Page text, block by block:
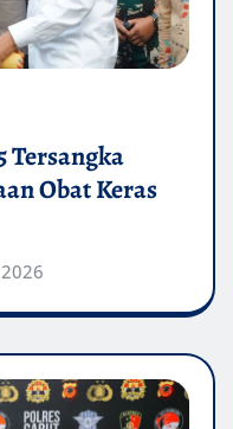
Tersangka
Obat Keras